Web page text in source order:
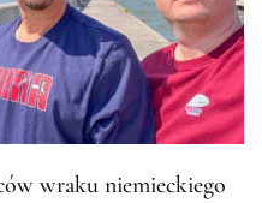
wraku niemieckiego